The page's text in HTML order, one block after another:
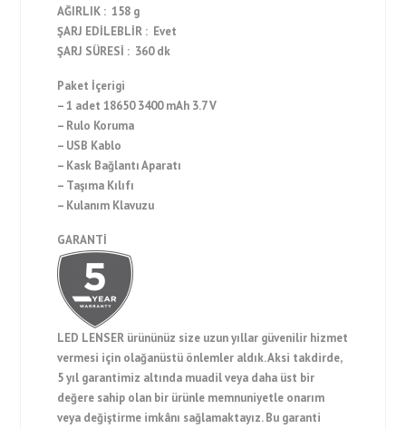
AĞIRLIK : 158 g
ŞARJ EDİLEBLİR : Evet
ŞARJ SÜRESİ : 360 dk
Paket İçerigi
– 1 adet 18650 3400 mAh 3.7 V
– Rulo Koruma
– USB Kablo
– Kask Bağlantı Aparatı
– Taşıma Kılıfı
– Kulanım Klavuzu
GARANTİ
LED LENSER ürününüz size uzun yıllar güvenilir hizmet
vermesi için olağanüstü önlemler aldık. Aksi takdirde,
5 yıl garantimiz altında muadil veya daha üst bir
değere sahip olan bir ürünle memnuniyetle onarım
veya değiştirme imkânı sağlamaktayız. Bu garanti